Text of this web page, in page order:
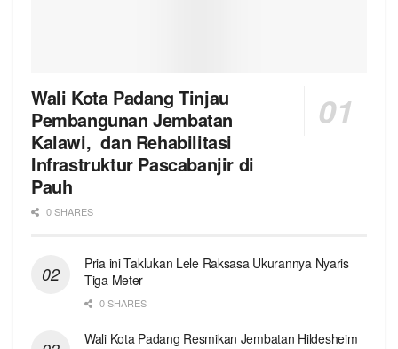
Wali Kota Padang Tinjau
Pembangunan Jembatan
Kalawi, dan Rehabilitasi
Infrastruktur Pascabanjir di
Pauh
0 SHARES
Pria ini Taklukan Lele Raksasa Ukurannya Nyaris
Tiga Meter
0 SHARES
Wali Kota Padang Resmikan Jembatan Hildesheim